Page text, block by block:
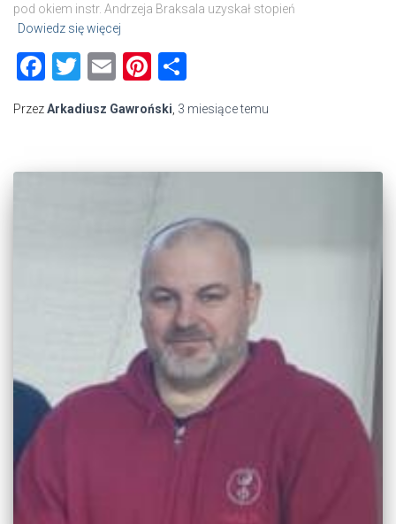
pod okiem instr. Andrzeja Braksala uzyskał stopień
Dowiedz się więcej
Facebook
Twitter
EmailPinterest
PrzezArkadiusz Gawroński 3 miesiącetemu